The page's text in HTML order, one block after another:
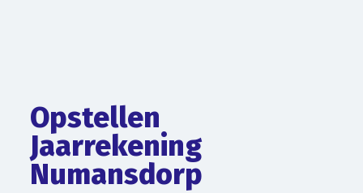
Opstellen
Jaarrekening
Numansdorp